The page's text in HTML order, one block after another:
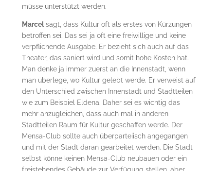
müsse unterstützt werden.
Marcelsagt, dass Kultur oft als erstes von Kürzungen
betroffen sei. Das sei ja oft eine freiwillige und keine
verpflichende Ausgabe. Er bezieht sich auch auf das
Theater, das saniert wird und somit hohe Kosten hat.
Man denke ja immer zuerst an die Innenstadt, wenn
man überlege, wo Kultur gelebt werde. Er verweist auf
den Unterschied zwischen Innenstadt und Stadtteilen
wie zum Beispiel Eldena. Daher sei es wichtig das
mehr anzugleichen, dass auch mal in anderen
Stadtteilen Raum für Kultur geschaffen werde. Der
Mensa-Club sollte auch überparteiisch angegangen
und mit der Stadt daran gearbeitet werden. Die Stadt
selbst könne keinen Mensa-Club neubauen oder ein